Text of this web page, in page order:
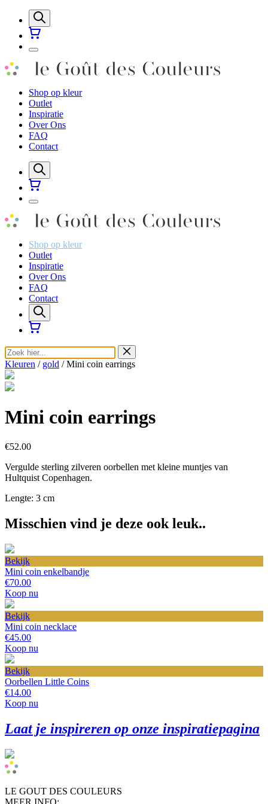
Shop op kleur
Outlet
Inspiratie
Over Ons
FAQ
Contact
Shop op kleur
Outlet
Inspiratie
Over Ons
FAQ
Contact
Kleuren / gold / Mini coin earrings
Mini coin earrings
€52.00
Vergulde sterling zilveren oorbellen met kleine muntjes van
Hultquist Copenhagen.
Lengte: 3 cm
Misschien vind je deze ook leuk..
Bekijk
Mini coin enkelbandje
€70.00
Koop nu
Bekijk
Mini coin necklace
€45.00
Koop nu
Bekijk
Oorbellen Little Coins
€14.00
Koop nu
Laat je inspireren op onze inspiratiepagina
LE GOUT DES COULEURS
MEER INFO: